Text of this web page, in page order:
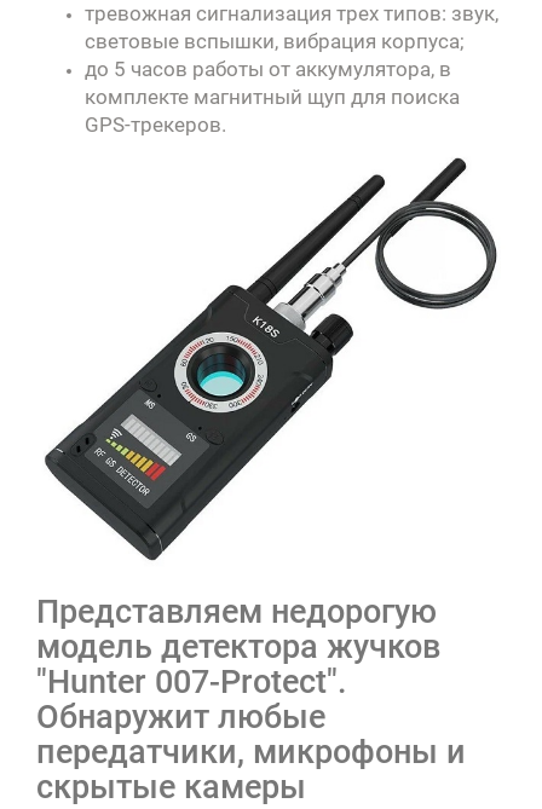
тревожная сигнализация трех типов: звук,
световые вспышки, вибрация корпуса;
до 5 часов работы от аккумулятора, в
комплекте магнитный щуп для поиска
GPS-трекеров.
Представляем недорогую
модель детектора жучков
"Hunter 007-Protect".
Обнаружит любые
передатчики, микрофоны и
скрытые камеры